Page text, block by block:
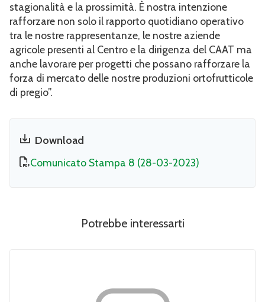
stagionalità e la prossimità. È nostra intenzione
rafforzare non solo il rapporto quotidiano operativo
tra le nostre rappresentanze, le nostre aziende
agricole presenti al Centro e la dirigenza del CAAT ma
anche lavorare per progetti che possano rafforzare la
forza di mercato delle nostre produzioni ortofrutticole
di pregio”.
Download
Comunicato Stampa 8 (28-03-2023)
Potrebbe interessarti